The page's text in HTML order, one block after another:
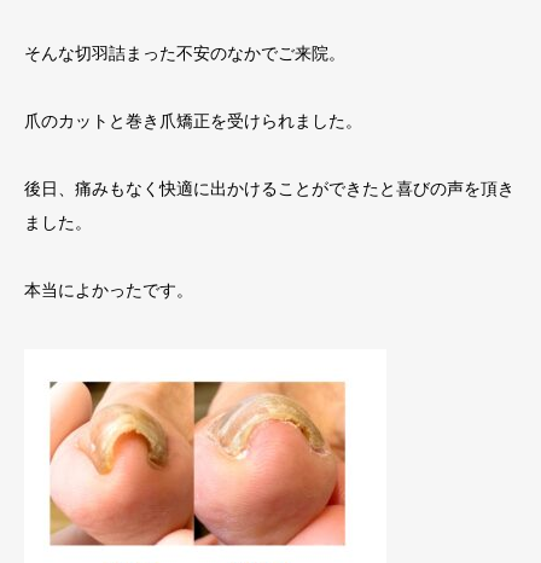
そんな切羽詰まった不安のなかでご来院。
爪のカットと巻き爪矯正を受けられました。
後日、痛みもなく快適に出かけることができたと喜びの声を頂き
ました。
本当によかったです。